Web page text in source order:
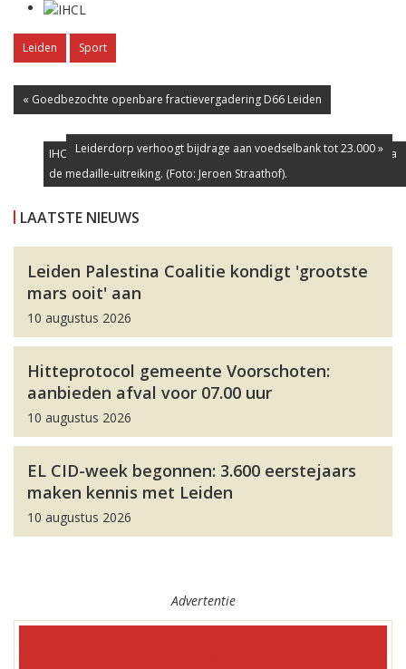
Pom aan de telefoon met Sleutelstad. (Foto: Jeroen Straathof).
De medailleceremonie
IHCL'ers Koen Slootweg (links) en Pom Straathof (vierde van links) na
de medaille-uitreiking. (Foto: Jeroen Straathof).
Leiden Sport
« Goedbezochte openbare fractievergadering D66 Leiden
Leiderdorp verhoogt bijdrage aan voedselbank tot 23.000 »
LAATSTE NIEUWS
Leiden Palestina Coalitie kondigt 'grootste
mars ooit' aan
10 augustus 2026
Hitteprotocol gemeente Voorschoten:
aanbieden afval voor 07.00 uur
10 augustus 2026
EL CID-week begonnen: 3.600 eerstejaars
maken kennis met Leiden
10 augustus 2026
Advertentie